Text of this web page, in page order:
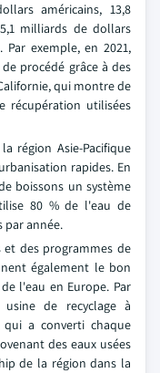
américains, 13,8
milliards de dollars
exemple, en 2021,
procédé grâce à des
qui montre de
récupération utilisées
région Asie-Pacifique
rapides. En
boissons un système
80 % de l'eau de
par année.
et des programmes de
également le bon
l'eau en Europe. Par
de recyclage à
qui a converti chaque
des eaux usées
de la région dans la